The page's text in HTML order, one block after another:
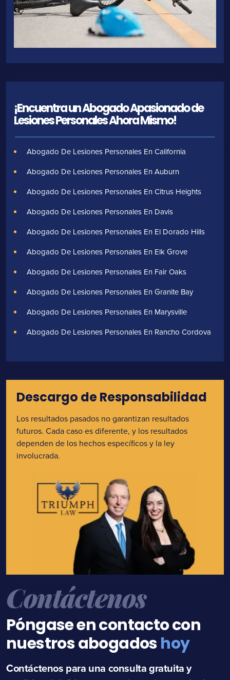
¡Encuentra un Abogado Apasionado de
Lesiones Personales Ahora Mismo!
Abogado De Lesiones Personales En California
Abogado De Lesiones Personales En Auburn
Abogado De Lesiones Personales En Citrus Heights
Abogado De Lesiones Personales En Davis
Abogado De Lesiones Personales En El Dorado Hills
Abogado De Lesiones Personales En Elk Grove
Abogado De Lesiones Personales En Fair Oaks
Abogado De Lesiones Personales En Granite Bay
Abogado De Lesiones Personales En Marysville
Abogado De Lesiones Personales En Rancho Cordova
Descargo de Responsabilidad
Los resultados pasados no garantizan resultados
futuros. Cada caso es diferente, y los resultados
dependen de los hechos específicos y la ley
involucrada.
Contáctenos
Póngase en contacto con
nuestros abogadoshoy
Contáctenos para una consulta gratuita y